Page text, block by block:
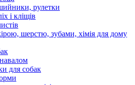
рулетки
і кліщів
шерстю, зубами, хімія для дому
для собак